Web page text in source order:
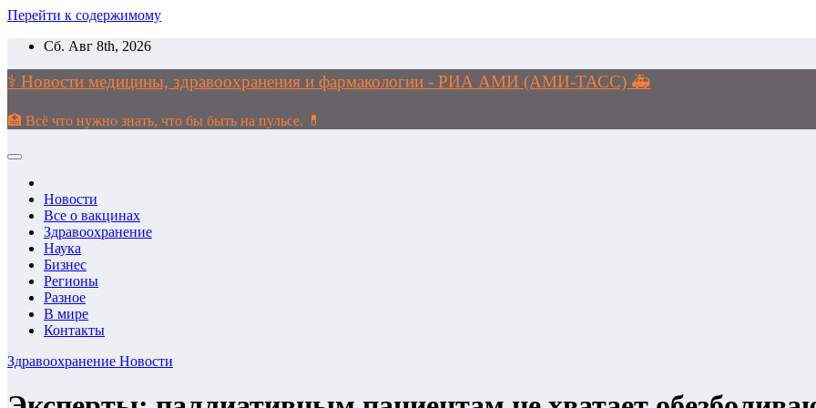
Перейти к содержимому
Сб. Авг 8th, 2026
⚕️ Новости медицины, здравоохранения и фармакологии - РИА АМИ (АМИ-ТАСС) 🚑
🏥 Всё что нужно знать, что бы быть на пульсе. 💊
Новости
Все о вакцинах
Здравоохранение
Наука
Бизнес
Регионы
Разное
В мире
Контакты
Здравоохранение Новости